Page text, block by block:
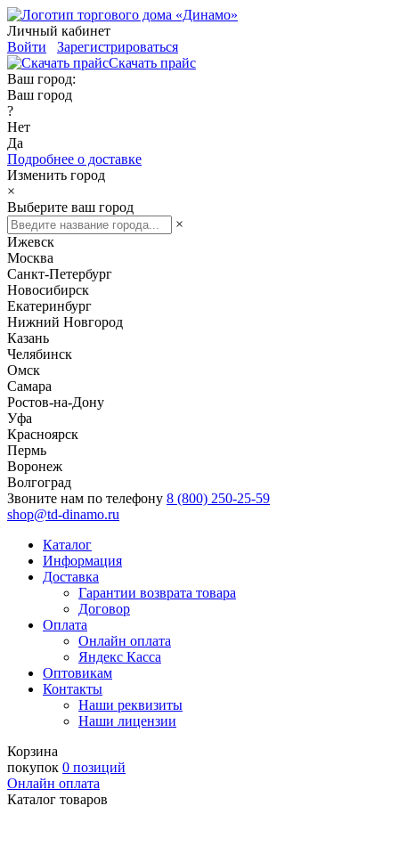
Личный кабинет
Войти
Зарегистрироваться
Скачать прайс
Ваш город:
Ваш город
?
Нет
Да
Подробнее о доставке
Изменить город
×
Выберите ваш город
×
Ижевск
Москва
Санкт-Петербург
Новосибирск
Екатеринбург
Нижний Новгород
Казань
Челябинск
Омск
Самара
Ростов-на-Дону
Уфа
Красноярск
Пермь
Воронеж
Волгоград
Звоните нам по телефону 8 (800) 250-25-59
shop@td-dinamo.ru
Каталог
Информация
Доставка
Гарантии возврата товара
Договор
Оплата
Онлайн оплата
Яндекс Касса
Оптовикам
Контакты
Наши реквизиты
Наши лицензии
Корзина
покупок 0 позиций
Онлайн оплата
Каталог товаров